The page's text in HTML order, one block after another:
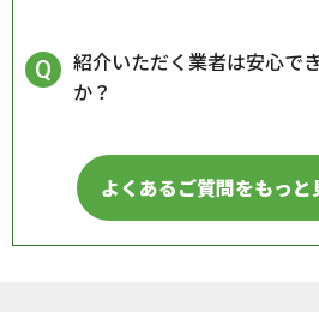
紹介いただく業者は安心で
か？
よくあるご質問をもっと